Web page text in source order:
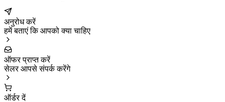
अनुरोध करें
हमें बताएं कि आपको क्या चाहिए
ऑफर प्राप्त करें
सेलर आपसे संपर्क करेंगे
ऑर्डर दें